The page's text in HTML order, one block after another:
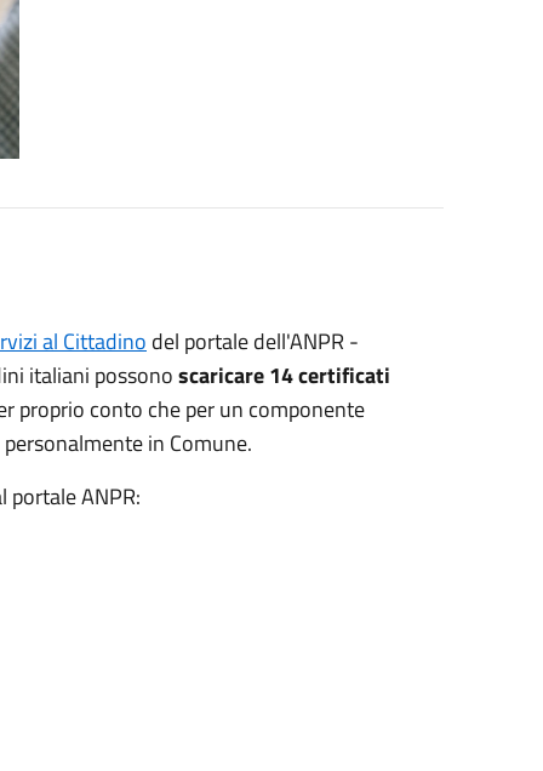
al Cittadino del portale dell'ANPR -
italiani possonoscaricare 14 certificati
proprio conto che per un componente
in Comune.
ANPR: